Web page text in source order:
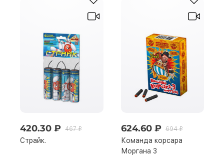
420.30 ₽ 467 ₽
Страйк.
624.60 ₽ 694 ₽
Команда корсара
Моргана 3